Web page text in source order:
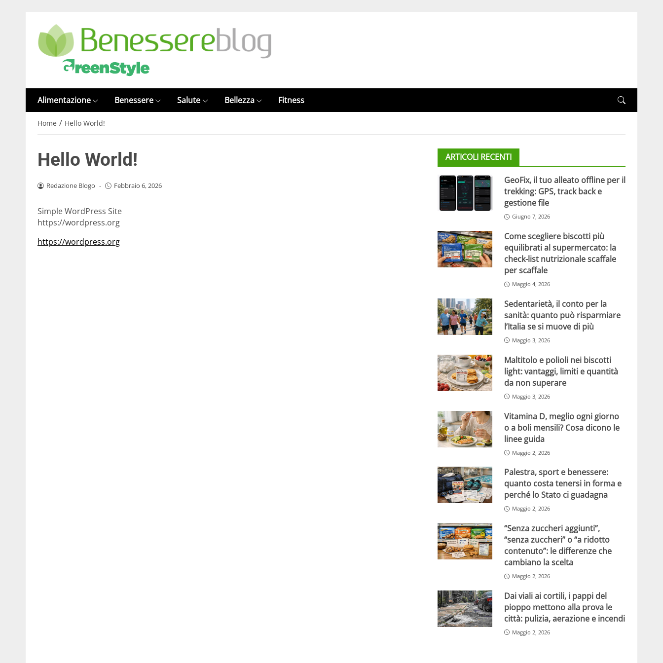
Alimentazione Benessere Salute Bellezza Fitness
Home / Hello World!
Hello World!
Redazione Blogo - Febbraio 6, 2026
Simple WordPress Site
https://wordpress.org
https://wordpress.org
ARTICOLI RECENTI
GeoFix, il tuo alleato offline per il
trekking: GPS, track back e
gestione file
Giugno 7, 2026
Come scegliere biscotti più
equilibrati al supermercato: la
check-list nutrizionale scaffale
per scaffale
Maggio 4, 2026
Sedentarietà, il conto per la
sanità: quanto può risparmiare
l’Italia se si muove di più
Maggio 3, 2026
Maltitolo e polioli nei biscotti
light: vantaggi, limiti e quantità
da non superare
Maggio 3, 2026
Vitamina D, meglio ogni giorno
o a boli mensili? Cosa dicono le
linee guida
Maggio 2, 2026
Palestra, sport e benessere:
quanto costa tenersi in forma e
perché lo Stato ci guadagna
Maggio 2, 2026
“Senza zuccheri aggiunti”,
“senza zuccheri” o “a ridotto
contenuto”: le differenze che
cambiano la scelta
Maggio 2, 2026
Dai viali ai cortili, i pappi del
pioppo mettono alla prova le
città: pulizia, aerazione e incendi
Maggio 2, 2026